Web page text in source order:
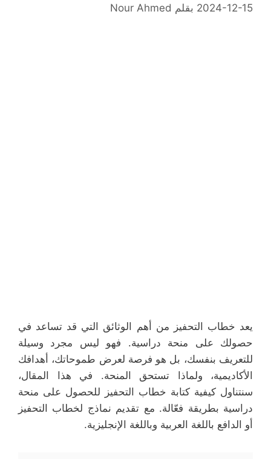
2024-12-15 بقلم Nour Ahmed
يعد خطاب التحفيز من أهم الوثائق التي قد تساعد في
حصولك على منحة دراسية. فهو ليس مجرد وسيلة
للتعريف بنفسك، بل هو فرصة لعرض طموحاتك، أهدافك
الأكاديمية، ولماذا تستحق المنحة. في هذا المقال،
سنتناول كيفية كتابة خطاب التحفيز للحصول على منحة
دراسية بطريقة فعّالة. مع تقديم نماذج لخطاب التحفيز
أو الدافع باللغة العربية وباللغة الإنجليزية.